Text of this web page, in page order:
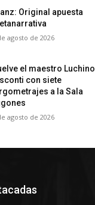
Original apuesta
agosto de 2026
el maestro Luchino
con siete
a la Sala
agosto de 2026